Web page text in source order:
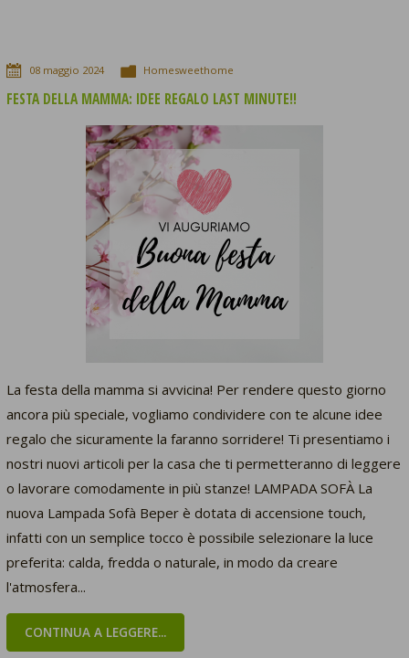
08 maggio 2024 Homesweethome
FESTA DELLA MAMMA: IDEE REGALO LAST MINUTE!!
La festa della mamma si avvicina! Per rendere questo giorno
ancora più speciale, vogliamo condividere con te alcune idee
regalo che sicuramente la faranno sorridere! Ti presentiamo i
nostri nuovi articoli per la casa che ti permetteranno di leggere
o lavorare comodamente in più stanze! LAMPADA SOFÀ La
nuova Lampada Sofà Beper è dotata di accensione touch,
infatti con un semplice tocco è possibile selezionare la luce
preferita: calda, fredda o naturale, in modo da creare
l'atmosfera...
CONTINUA A LEGGERE...